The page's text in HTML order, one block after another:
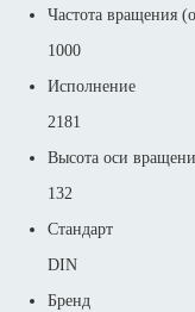
Частота вращения
1000
Исполнение
2181
Высота оси
132
Стандарт
DIN
Бренд